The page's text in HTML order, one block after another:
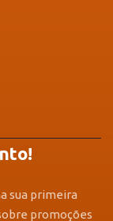
sua primeira
promoções